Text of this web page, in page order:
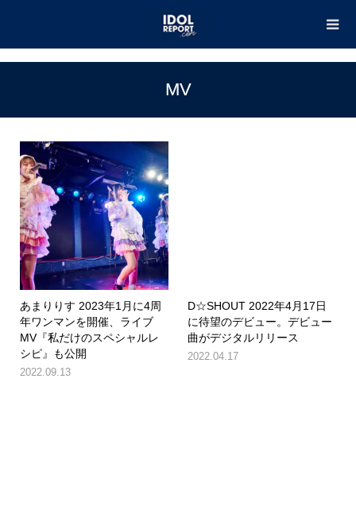
MV
あまりりす 2023年1月に4周
年ワンマンを開催、ライブ
MV『私だけのスペシャルレ
シピ』も公開
2022.09.13
D☆SHOUT 2022年4月17日
に待望のデビュー。デビュー
曲がデジタルリリース
2022.04.17